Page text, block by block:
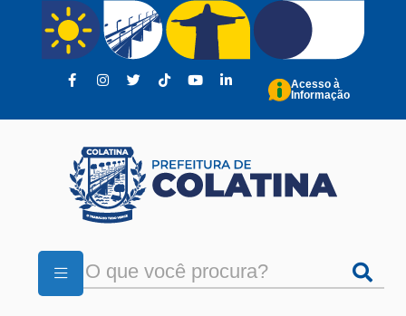
Pular para o conteúdo principal
Acesso à
Informação